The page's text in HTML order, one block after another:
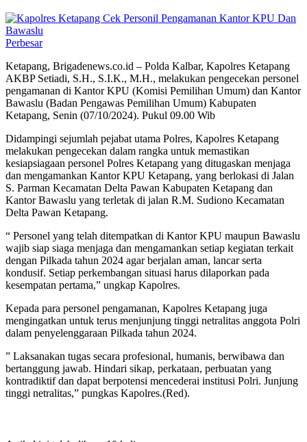
Perbesar
Ketapang, Brigadenews.co.id – Polda Kalbar, Kapolres Ketapang
AKBP Setiadi, S.H., S.I.K., M.H., melakukan pengecekan personel
pengamanan di Kantor KPU (Komisi Pemilihan Umum) dan Kantor
Bawaslu (Badan Pengawas Pemilihan Umum) Kabupaten
Ketapang, Senin (07/10/2024). Pukul 09.00 Wib
Didampingi sejumlah pejabat utama Polres, Kapolres Ketapang
melakukan pengecekan dalam rangka untuk memastikan
kesiapsiagaan personel Polres Ketapang yang ditugaskan menjaga
dan mengamankan Kantor KPU Ketapang, yang berlokasi di Jalan
S. Parman Kecamatan Delta Pawan Kabupaten Ketapang dan
Kantor Bawaslu yang terletak di jalan R.M. Sudiono Kecamatan
Delta Pawan Ketapang.
“ Personel yang telah ditempatkan di Kantor KPU maupun Bawaslu
wajib siap siaga menjaga dan mengamankan setiap kegiatan terkait
dengan Pilkada tahun 2024 agar berjalan aman, lancar serta
kondusif. Setiap perkembangan situasi harus dilaporkan pada
kesempatan pertama,” ungkap Kapolres.
Kepada para personel pengamanan, Kapolres Ketapang juga
mengingatkan untuk terus menjunjung tinggi netralitas anggota Polri
dalam penyelenggaraan Pilkada tahun 2024.
” Laksanakan tugas secara profesional, humanis, berwibawa dan
bertanggung jawab. Hindari sikap, perkataan, perbuatan yang
kontradiktif dan dapat berpotensi mencederai institusi Polri. Junjung
tinggi netralitas,” pungkas Kapolres.(Red).